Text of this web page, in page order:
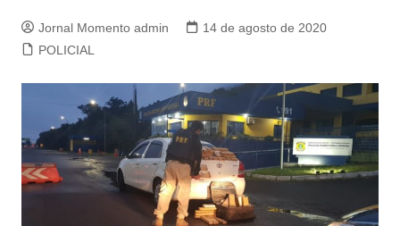
Jornal Momento admin
14 de agosto de 2020
POLICIAL